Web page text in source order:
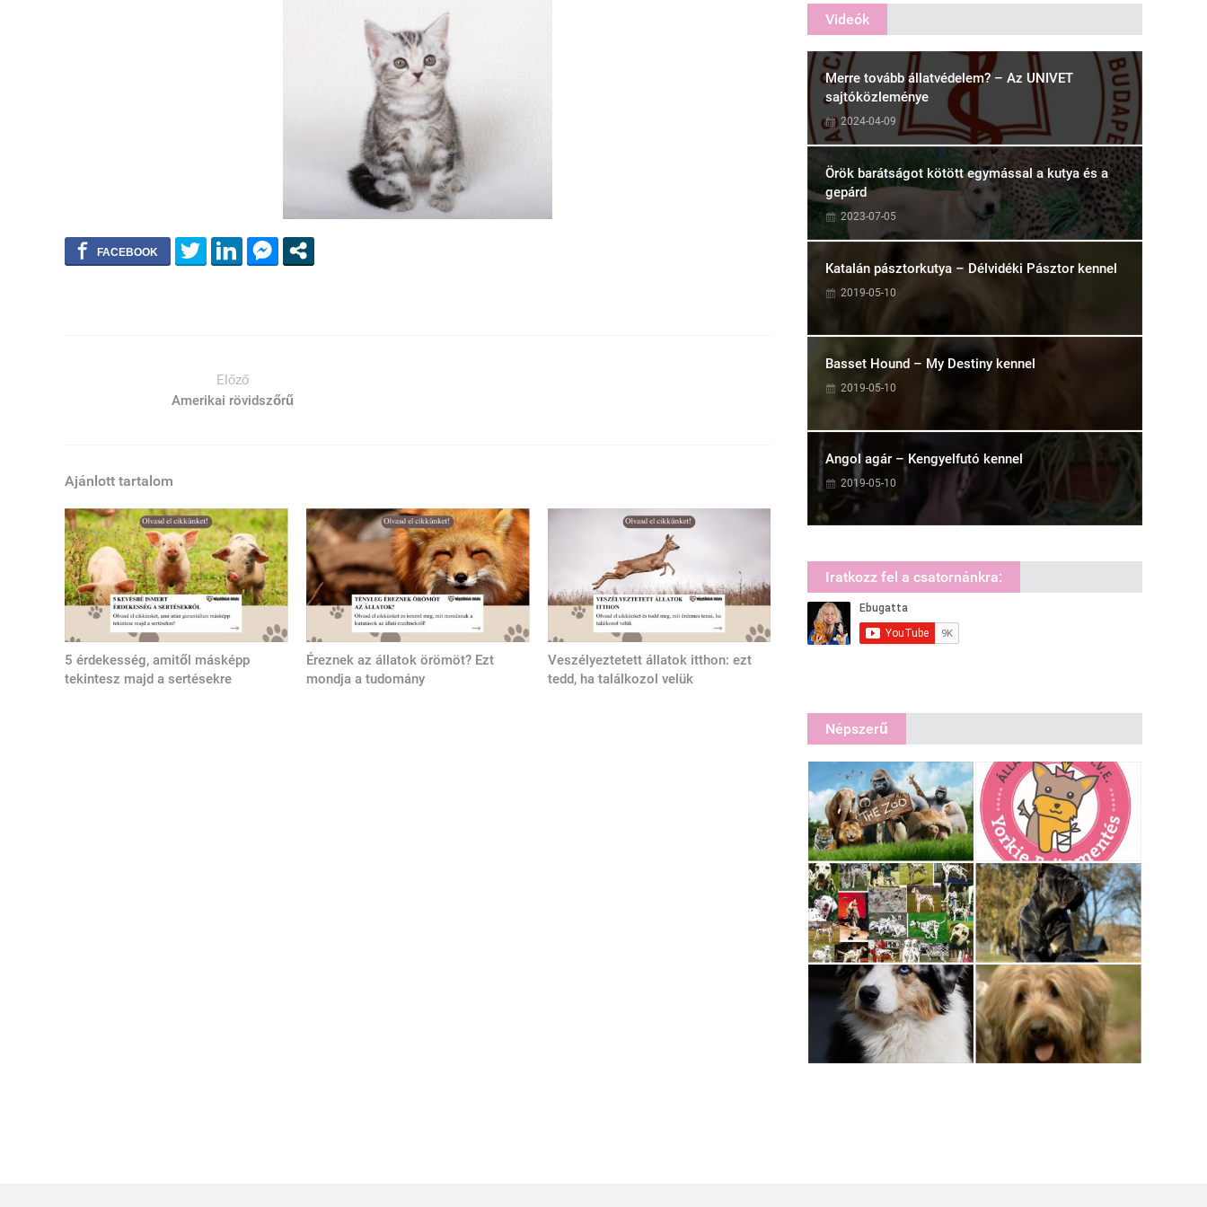
Előző
Amerikai rövidszőrű
Ajánlott tartalom
5 érdekesség, amitől másképp
tekintesz majd a sertésekre
Éreznek az állatok örömöt? Ezt
mondja a tudomány
Veszélyeztetett állatok itthon: ezt
tedd, ha találkozol velük
Videók
Merre tovább állatvédelem? – Az UNIVET
sajtóközleménye
2024-04-09
Örök barátságot kötött egymással a kutya és a
gepárd
2023-07-05
Katalán pásztorkutya – Délvidéki Pásztor kennel
2019-05-10
Basset Hound – My Destiny kennel
2019-05-10
Angol agár – Kengyelfutó kennel
2019-05-10
Iratkozz fel a csatornánkra:
Népszerű